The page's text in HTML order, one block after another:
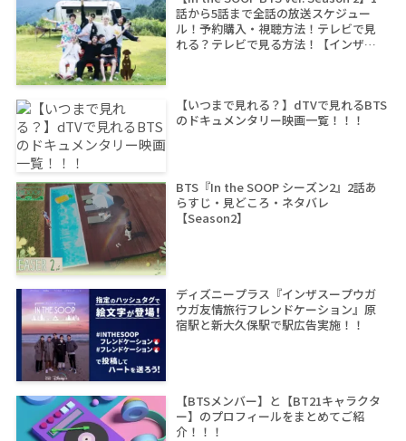
話から5話まで全話の放送スケジュー
ル！予約購入・視聴方法！テレビで見
れる？テレビで見る方法！【インザス
【いつまで見れる？】dTVで見れるBTS
のドキュメンタリー映画一覧！！！
BTS『In the SOOP シーズン2』2話あ
らすじ・見どころ・ネタバレ
【Season2】
ディズニープラス『インザスープウガ
ウガ友情旅行フレンドケーション』原
宿駅と新大久保駅で駅広告実施！！
【BTSメンバー】と【BT21キャラクタ
ー】のプロフィールをまとめてご紹
介！！！